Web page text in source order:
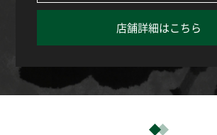
店舗詳細はこちら